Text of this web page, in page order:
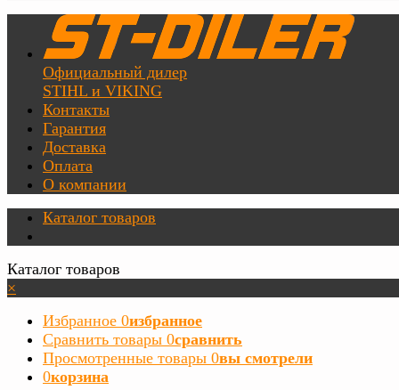
Официальный дилер
STIHL и VIKING
Контакты
Гарантия
Доставка
Оплата
О компании
Каталог товаров
Каталог товаров
×
Избранное 0избранное
Сравнить товары 0сравнить
Просмотренные товары 0вы смотрели
0корзина